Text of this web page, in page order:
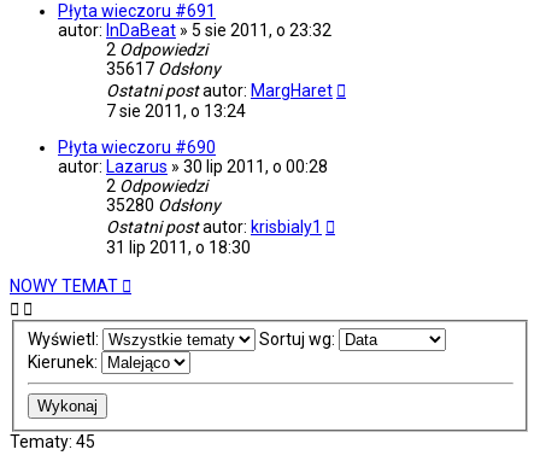
Płyta wieczoru #691
autor: InDaBeat » 5 sie 2011, o 23:32
2 Odpowiedzi
35617 Odsłony
Ostatni postautor: MargHaret
7 sie 2011, o 13:24
Płyta wieczoru #690
autor: Lazarus » 30 lip 2011, o 00:28
2 Odpowiedzi
35280 Odsłony
Ostatni postautor: krisbialy1
31 lip 2011, o 18:30
NOWY TEMAT
Wyświetl:
Sortuj wg:
Kierunek:
Tematy: 45